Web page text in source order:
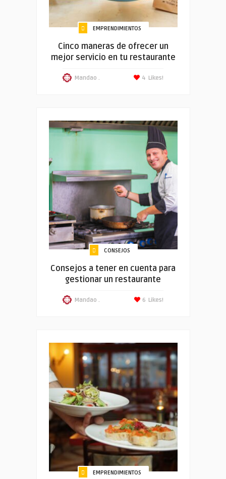
EMPRENDIMIENTOS
Cinco maneras de ofrecer un
mejor servicio en tu restaurante
Mandao . Likes!
4
CONSEJOS
Consejos a tener en cuenta para
gestionar un restaurante
Mandao . Likes!
6
EMPRENDIMIENTOS